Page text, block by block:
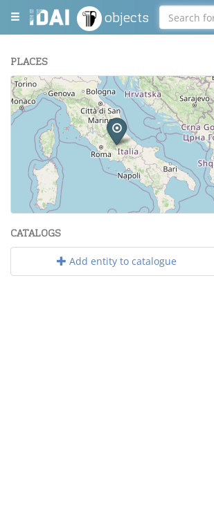
objects
PLACES
+
−
| Maps and Data ©OpenStreetMap
CATALOGS
Add entity to catalogue